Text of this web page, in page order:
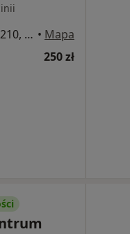
BORA KOMOROWSKIEGO 37 LOK. 210, Warszawa • Mapa
250 zł